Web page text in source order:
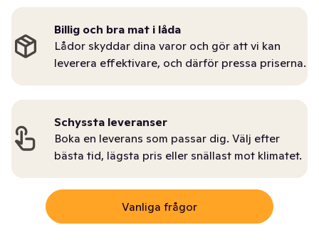
Billig och bra mat i låda
Lådor skyddar dina varor och gör att vi kan
leverera effektivare, och därför pressa priserna.
Schyssta leveranser
Boka en leverans som passar dig. Välj efter
bästa tid, lägsta pris eller snällast mot klimatet.
Vanliga frågor